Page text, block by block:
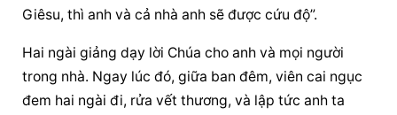
Giêsu, thì anh và cả nhà anh sẽ được cứu độ”.
Hai ngài giảng dạy lời Chúa cho anh và mọi người
trong nhà. Ngay lúc đó, giữa ban đêm, viên cai ngục
đem hai ngài đi, rửa vết thương, và lập tức anh ta